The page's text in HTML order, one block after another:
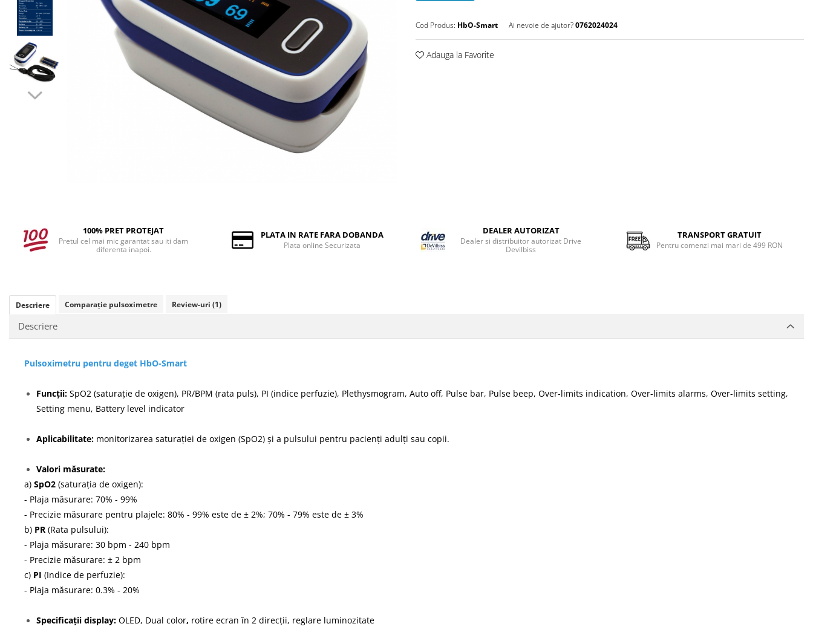
Cod Produs: HbO-Smart Ai nevoie de ajutor?0762024024
Adauga la Favorite
100% PRET PROTEJAT
Pretul cel mai mic garantat sau iti dam
diferenta inapoi.
PLATA IN RATE FARA DOBANDA
Plata online Securizata
DEALER AUTORIZAT
Dealer si distribuitor autorizat Drive
Devilbiss
TRANSPORT GRATUIT
Pentru comenzi mai mari de 499 RON
Descriere Comparație pulsoximetre Review-uri (1)
Descriere
Pulsoximetru pentru deget HbO-Smart
Funcții: SpO2 (saturație de oxigen), PR/BPM (rata puls), PI (indice perfuzie), Plethysmogram, Auto off, Pulse bar, Pulse beep, Over-limits indication, Over-limits alarms, Over-limits setting,
Setting menu, Battery level indicator
Aplicabilitate: monitorizarea saturației de oxigen (SpO2) și a pulsului pentru pacienți adulți sau copii.
Valori măsurate:
a) SpO2 (saturația de oxigen):
- Plaja măsurare: 70% - 99%
- Precizie măsurare pentru plajele: 80% - 99% este de ± 2%; 70% - 79% este de ± 3%
b) PR (Rata pulsului):
- Plaja măsurare: 30 bpm - 240 bpm
- Precizie măsurare: ± 2 bpm
c) PI (Indice de perfuzie):
- Plaja măsurare: 0.3% - 20%
Specificații display: OLED, Dual color, rotire ecran în 2 direcții, reglare luminozitate